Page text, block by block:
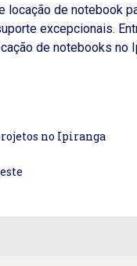
de notebook
excepcionais.
de notebooks no
no Ipiranga